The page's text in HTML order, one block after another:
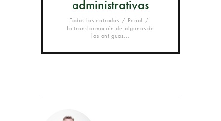
administrativas
Todas las entradas
Penal
La transformación de algunas de
las antiguas...